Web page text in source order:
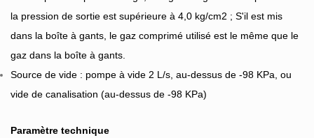
la pression de sortie est supérieure à 4,0 kg/cm2 ; S'il est mis
dans la boîte à gants, le gaz comprimé utilisé est le même que le
gaz dans la boîte à gants.
Source de vide : pompe à vide 2 L/s, au-dessus de -98 KPa, ou
vide de canalisation (au-dessus de -98 KPa)
Paramètre technique